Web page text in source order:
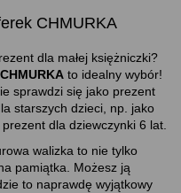
CHMURKA
dla małej księżniczki
to idealny wybór!
sprawdzi się jako prezent
starszych dzieci, np. jako
dla dziewczynki 6 lat.
walizka to nie tylko
pamiątka. Możesz ją
to naprawdę wyjątkowy